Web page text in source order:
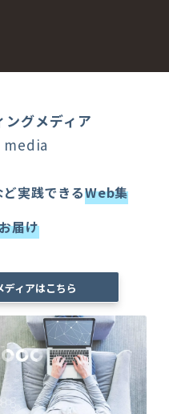
ングメディア
実践できるWeb集
届け
ィアはこちら